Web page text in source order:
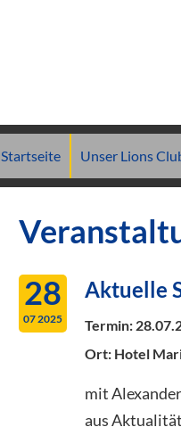
Startseite Unser Lions
28
07 2025
Aktuelle
Termin:
Ort: Hotel
mit
aus